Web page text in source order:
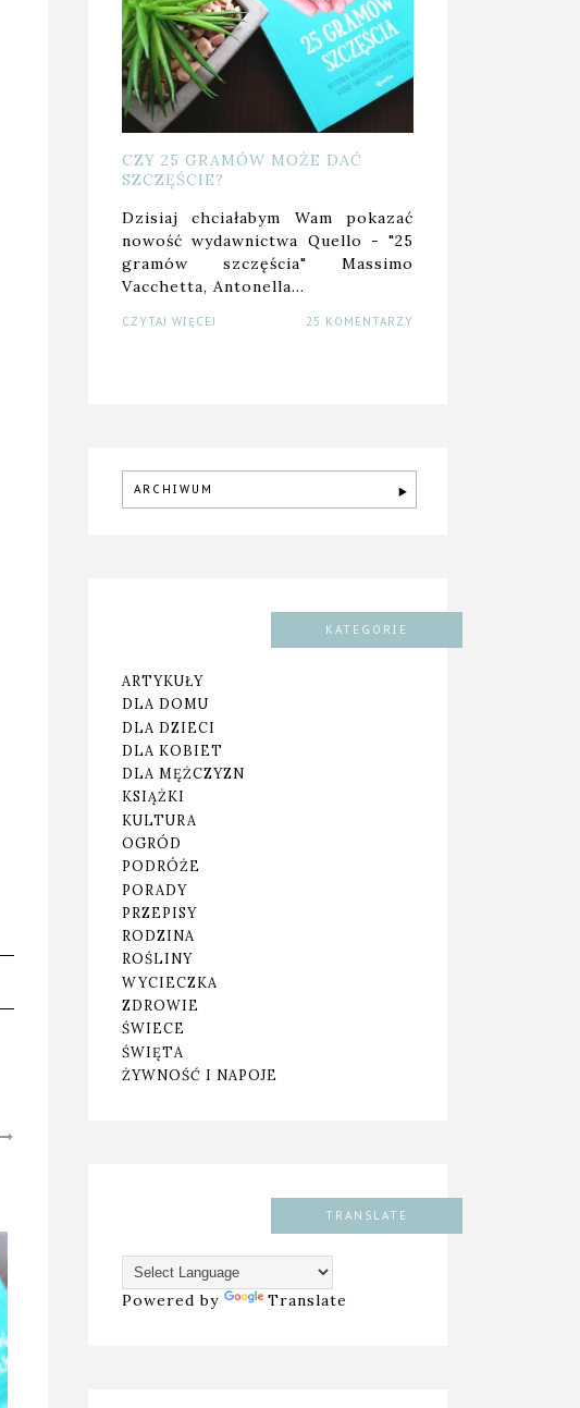
CZY 25 GRAMÓW MOŻE DAĆ
SZCZĘŚCIE?
Dzisiaj chciałabym Wam pokazać
nowość wydawnictwa Quello - "25
gramów szczęścia" Massimo
Vacchetta, Antonella…
CZYTAJ WIĘCEJ 25 KOMENTARZY
ARCHIWUM
KATEGORIE
ARTYKUŁY
DLA DOMU
DLA DZIECI
DLA KOBIET
DLA MĘŻCZYZN
KSIĄŻKI
KULTURA
OGRÓD
PODRÓŻE
PORADY
PRZEPISY
RODZINA
ROŚLINY
WYCIECZKA
ZDROWIE
ŚWIECE
ŚWIĘTA
ŻYWNOŚĆ I NAPOJE
TRANSLATE
Powered by Translate